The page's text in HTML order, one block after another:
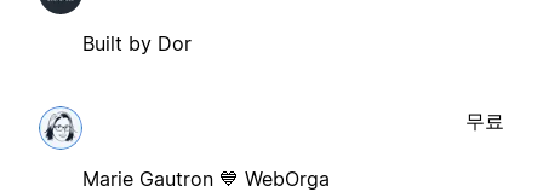
Built by Dor
Marie Gautron 💙 WebOrga
무료